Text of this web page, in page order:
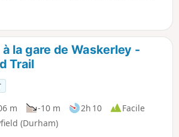
qui serpente à travers les
de la Wear.
à la gare de Waskerley -
Trail
m -10 m 2h 10
Facile
(Durham)